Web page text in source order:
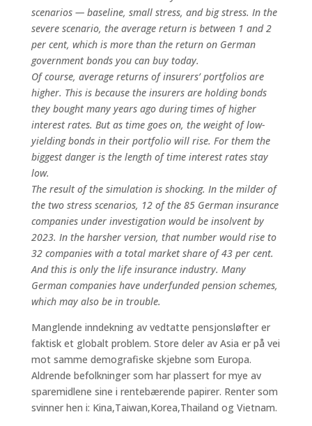
scenarios — baseline, small stress, and big stress. In the
severe scenario, the average return is between 1 and 2
per cent, which is more than the return on German
government bonds you can buy today.
Of course, average returns of insurers’ portfolios are
higher. This is because the insurers are holding bonds
they bought many years ago during times of higher
interest rates. But as time goes on, the weight of low-
yielding bonds in their portfolio will rise. For them the
biggest danger is the length of time interest rates stay
low.
The result of the simulation is shocking. In the milder of
the two stress scenarios, 12 of the 85 German insurance
companies under investigation would be insolvent by
2023. In the harsher version, that number would rise to
32 companies with a total market share of 43 per cent.
And this is only the life insurance industry. Many
German companies have underfunded pension schemes,
which may also be in trouble.
Manglende inndekning av vedtatte pensjonsløfter er
faktisk et globalt problem. Store deler av Asia er på vei
mot samme demografiske skjebne som Europa.
Aldrende befolkninger som har plassert for mye av
sparemidlene sine i rentebærende papirer. Renter som
svinner hen i: Kina,Taiwan,Korea,Thailand og Vietnam.